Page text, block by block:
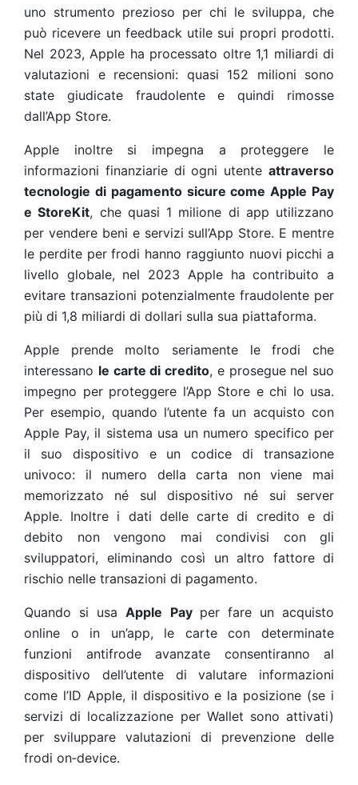
uno strumento prezioso per chi le sviluppa, che
può ricevere un feedback utile sui propri prodotti.
Nel 2023, Apple ha processato oltre 1,1 miliardi di
valutazioni e recensioni: quasi 152 milioni sono
state giudicate fraudolente e quindi rimosse
dall’App Store.
Apple inoltre si impegna a proteggere le
informazioni finanziarie di ogni utente attraverso
tecnologie di pagamento sicure come Apple Pay
e StoreKit, che quasi 1 milione di app utilizzano
per vendere beni e servizi sull’App Store. E mentre
le perdite per frodi hanno raggiunto nuovi picchi a
livello globale, nel 2023 Apple ha contribuito a
evitare transazioni potenzialmente fraudolente per
più di 1,8 miliardi di dollari sulla sua piattaforma.
Apple prende molto seriamente le frodi che
interessano le carte di credito, e prosegue nel suo
impegno per proteggere l’App Store e chi lo usa.
Per esempio, quando l’utente fa un acquisto con
Apple Pay, il sistema usa un numero specifico per
il suo dispositivo e un codice di transazione
univoco: il numero della carta non viene mai
memorizzato né sul dispositivo né sui server
Apple. Inoltre i dati delle carte di credito e di
debito non vengono mai condivisi con gli
sviluppatori, eliminando così un altro fattore di
rischio nelle transazioni di pagamento.
Quando si usaApple Pay per fare un acquisto
online o in un’app, le carte con determinate
funzioni antifrode avanzate consentiranno al
dispositivo dell’utente di valutare informazioni
come l’ID Apple, il dispositivo e la posizione (se i
servizi di localizzazione per Wallet sono attivati)
per sviluppare valutazioni di prevenzione delle
frodi on‑device.